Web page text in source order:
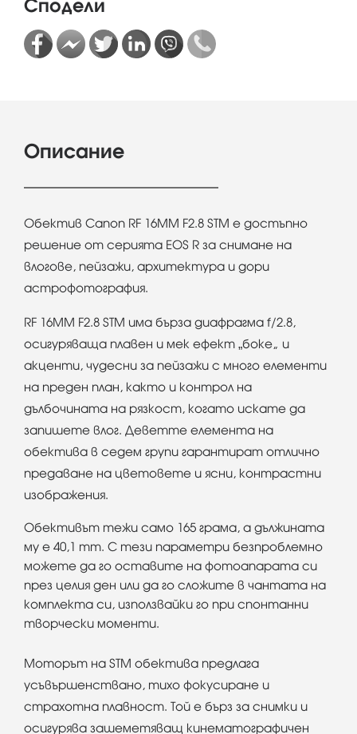
Сподели
Описание
Обектив Canon RF 16MM F2.8 STM е достъпно
решение от серията EOS R за снимане на
влогове, пейзажи, архитектура и дори
астрофотография.
RF 16MM F2.8 STM има бърза диафрагма f/2.8,
осигуряваща плавен и мек ефект „боке“ и
акценти, чудесни за пейзажи с много елементи
на преден план, както и контрол на
дълбочината на рязкост, когато искате да
запишете влог. Деветте елемента на
обектива в седем групи гарантират отлично
предаване на цветовете и ясни, контрастни
изображения.
Обективът тежи само 165 грама, а дължината
му е 40,1 mm. С тези параметри безпроблемно
можете да го оставите на фотоапарата си
през целия ден или да го сложите в чантата на
комплекта си, използвайки го при спонтанни
творчески моменти.
Моторът на STM обектива предлага
усъвършенствано, тихо фокусиране и
страхотна плавност. Той е бърз за снимки и
осигурява зашеметяващ кинематографичен